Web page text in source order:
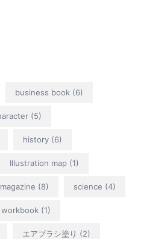
business book (6)
(5)
history (6)
Illustration map (1)
magazine (8) science (4)
workbook (1)
エアブラシ塗り (2)